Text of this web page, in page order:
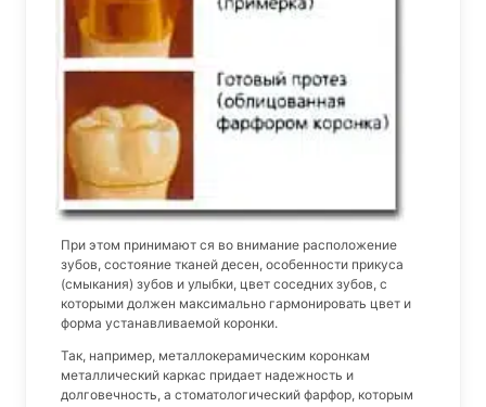
При этом принимают ся во внимание расположение
зубов, состояние тканей десен, особенности прикуса
(смыкания) зубов и улыбки, цвет соседних зубов, с
которыми должен максимально гармонировать цвет и
форма устанавливаемой коронки.
Так, например, металлокерамическим коронкам
металлический каркас придает надежность и
долговечность, а стоматологический фарфор, которым